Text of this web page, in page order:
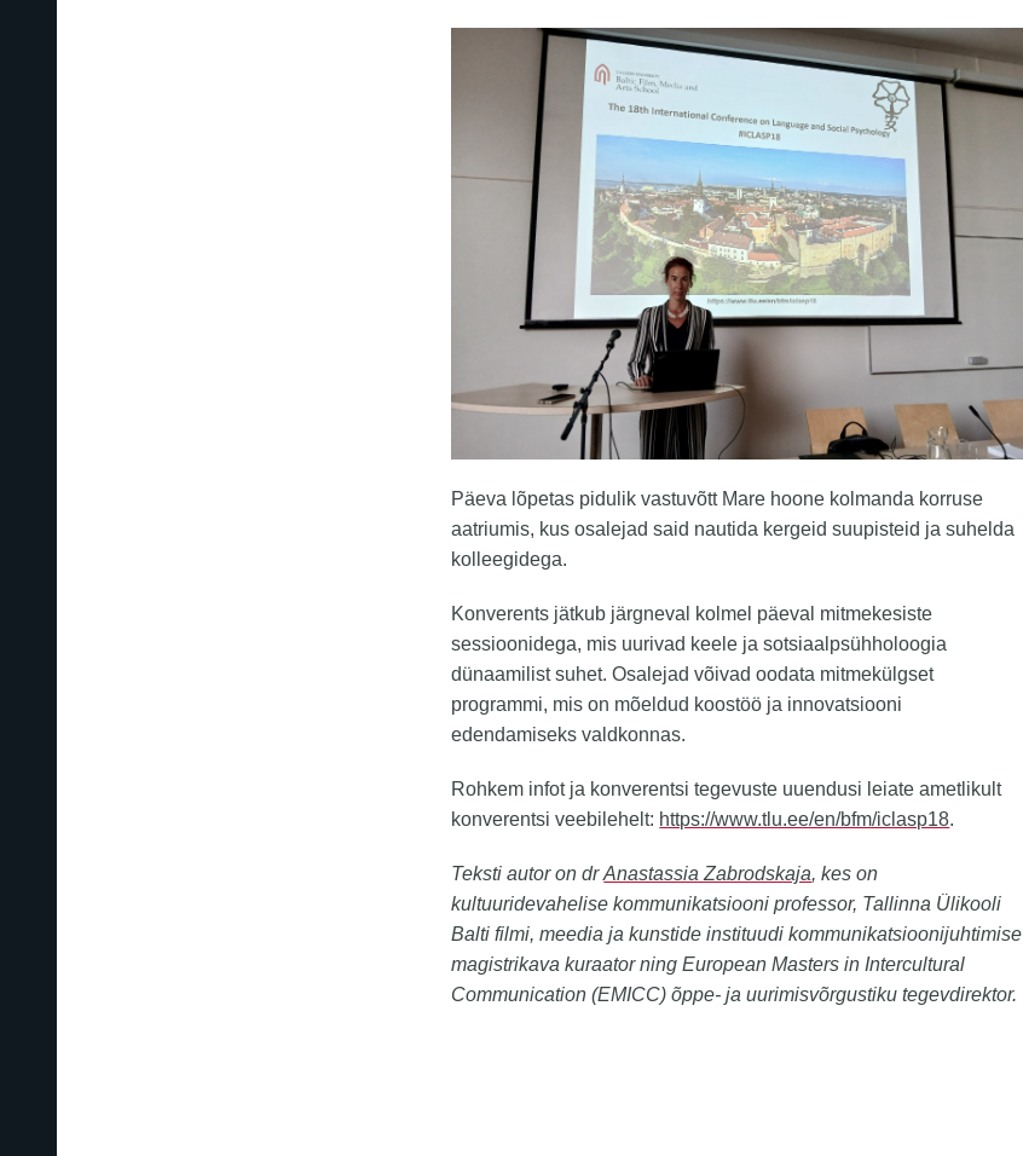
Päeva lõpetas pidulik vastuvõtt Mare hoone kolmanda korruse
aatriumis, kus osalejad said nautida kergeid suupisteid ja suhelda
kolleegidega.
Konverents jätkub järgneval kolmel päeval mitmekesiste
sessioonidega, mis uurivad keele ja sotsiaalpsühholoogia
dünaamilist suhet. Osalejad võivad oodata mitmekülgset
programmi, mis on mõeldud koostöö ja innovatsiooni
edendamiseks valdkonnas.
Rohkem infot ja konverentsi tegevuste uuendusi leiate ametlikult
konverentsi veebilehelt: https://www.tlu.ee/en/bfm/iclasp18.
Teksti autor on drAnastassia Zabrodskaja, kes on
kultuuridevahelise kommunikatsiooni professor, Tallinna Ülikooli
Balti filmi, meedia ja kunstide instituudi kommunikatsioonijuhtimise
magistrikava kuraator ning European Masters in Intercultural
Communication (EMICC) õppe- ja uurimisvõrgustiku tegevdirektor.